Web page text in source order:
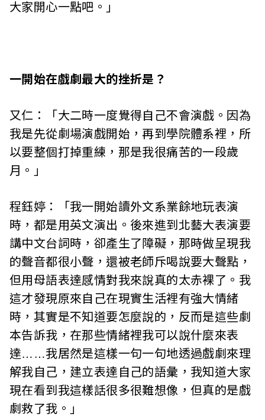
大家開心一點吧。」
一開始在戲劇最大的挫折是？
又仁：「大二時一度覺得自己不會演戲。因為
我是先從劇場演戲開始，再到學院體系裡，所
以要整個打掉重練，那是我很痛苦的一段歲
月。」
程鈺婷：「我一開始讀外文系業餘地玩表演
時，都是用英文演出。後來進到北藝大表演要
講中文台詞時，卻產生了障礙，那時做呈現我
的聲音都很小聲，還被老師斥喝說要大聲點，
但用母語表達感情對我來說真的太赤裸了。我
這才發現原來自己在現實生活裡有強大情緒
時，其實是不知道要怎麼說的，反而是這些劇
本告訴我，在那些情緒裡我可以說什麼來表
達……我居然是這樣一句一句地透過戲劇來理
解我自己，建立表達自己的語彙，我知道大家
現在看到我這樣話很多很難想像，但真的是戲
劇救了我。」